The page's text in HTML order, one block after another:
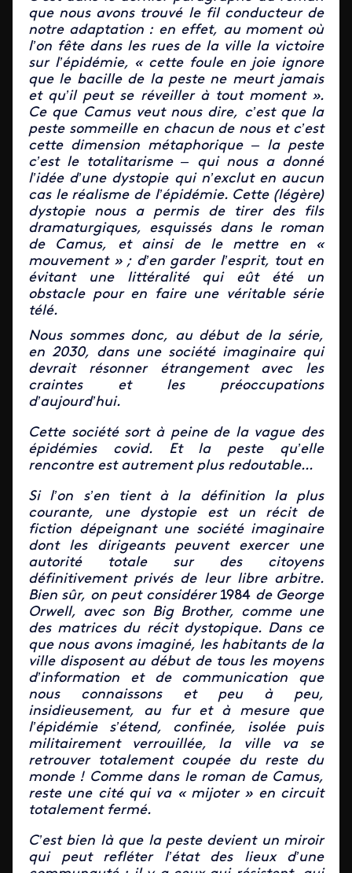
que nous avons trouvé le fil conducteur de
notre adaptation : en effet, au moment où
l’on fête dans les rues de la ville la victoire
sur l’épidémie, « cette foule en joie ignore
que le bacille de la peste ne meurt jamais
et qu’il peut se réveiller à tout moment ».
Ce que Camus veut nous dire, c’est que la
peste sommeille en chacun de nous et c’est
cette dimension métaphorique – la peste
c’est le totalitarisme – qui nous a donné
l’idée d’une dystopie qui n’exclut en aucun
cas le réalisme de l’épidémie. Cette (légère)
dystopie nous a permis de tirer des fils
dramaturgiques, esquissés dans le roman
de Camus, et ainsi de le mettre en «
mouvement » ; d’en garder l’esprit, tout en
évitant une littéralité qui eût été un
obstacle pour en faire une véritable série
télé.
Nous sommes donc, au début de la série,
en 2030, dans une société imaginaire qui
devrait résonner étrangement avec les
craintes et les préoccupations
d’aujourd’hui.
Cette société sort à peine de la vague des
épidémies covid. Et la peste qu’elle
rencontre est autrement plus redoutable...
Si l’on s’en tient à la définition la plus
courante, une dystopie est un récit de
fiction dépeignant une société imaginaire
dont les dirigeants peuvent exercer une
autorité totale sur des citoyens
définitivement privés de leur libre arbitre.
Bien sûr, on peut considérer1984 de George
Orwell, avec son Big Brother, comme une
des matrices du récit dystopique. Dans ce
que nous avons imaginé, les habitants de la
ville disposent au début de tous les moyens
d’information et de communication que
nous connaissons et peu à peu,
insidieusement, au fur et à mesure que
l’épidémie s’étend, confinée, isolée puis
militairement verrouillée, la ville va se
retrouver totalement coupée du reste du
monde ! Comme dans le roman de Camus,
reste une cité qui va « mijoter » en circuit
totalement fermé.
C’est bien là que la peste devient un miroir
qui peut refléter l’état des lieux d’une